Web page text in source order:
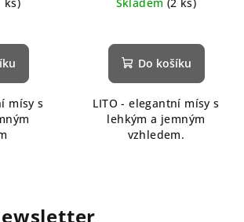
mísy s
Do košíku
LITO - elegantní mísy s
lehkým a jemným
vzhledem.